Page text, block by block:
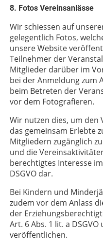
8. Fotos Vereinsanlässe
Wir schiessen auf
gelegentlich Fotos,
unsere Website
Teilnehmer der
Mitglieder darüber im
bei der Anmeldung zum
beim Betreten der
vor dem Fotografieren.
Wir nutzen dies, um den
das gemeinsam Erlebte
Mitgliedern zugänglich
und die
berechtigtes Interesse
DSGVO dar.
Bei Kindern und
zudem vor dem Anlass
der
Art. 6 Abs. 1 lit. a DSGVO
veröffentlichen.